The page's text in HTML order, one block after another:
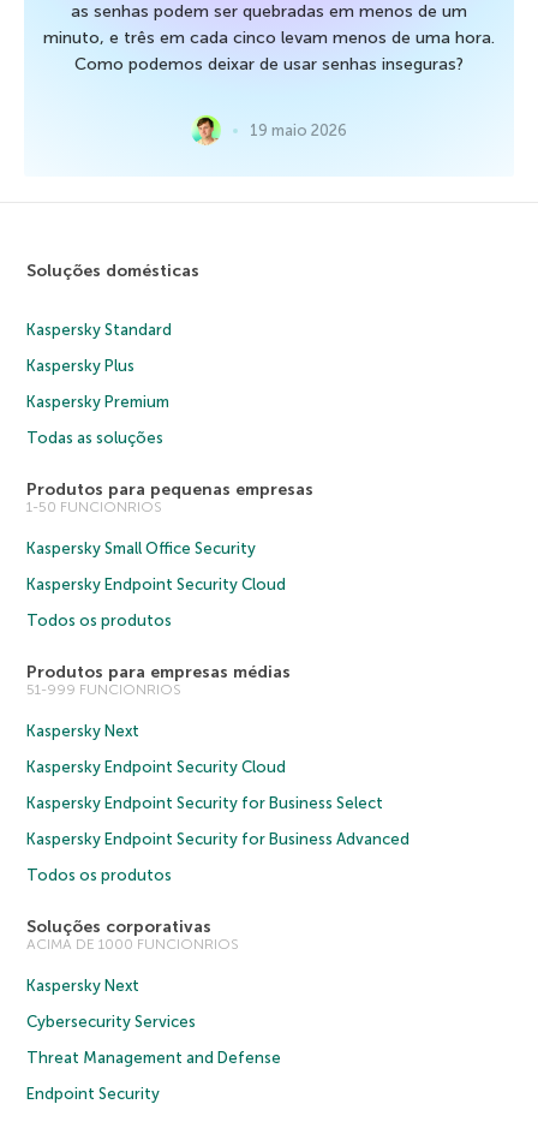
as senhas podem ser quebradas em menos de um
minuto, e três em cada cinco levam menos de uma hora.
Como podemos deixar de usar senhas inseguras?
19 maio 2026
Soluções domésticas
Kaspersky Standard
Kaspersky Plus
Kaspersky Premium
Todas as soluções
Produtos para pequenas empresas
1-50 FUNCIONRIOS
Kaspersky Small Office Security
Kaspersky Endpoint Security Cloud
Todos os produtos
Produtos para empresas médias
51-999 FUNCIONRIOS
Kaspersky Next
Kaspersky Endpoint Security Cloud
Kaspersky Endpoint Security for Business Select
Kaspersky Endpoint Security for Business Advanced
Todos os produtos
Soluções corporativas
ACIMA DE 1000 FUNCIONRIOS
Kaspersky Next
Cybersecurity Services
Threat Management and Defense
Endpoint Security